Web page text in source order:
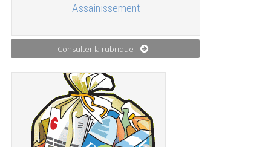
Assainissement
Consulter la rubrique